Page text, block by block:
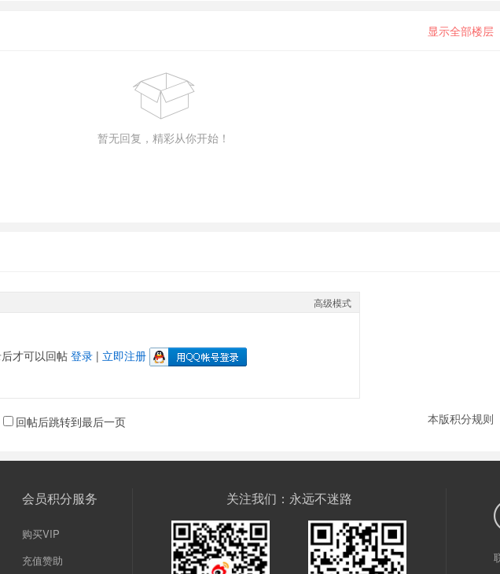
显示全部楼层
暂无回复，精彩从你开始！
高级模式
才可以回帖 登录 | 立即注册
本版积分规则
回帖后跳转到最后一页
会员积分服务
购买VIP
充值赞助
关注我们：永远不迷路